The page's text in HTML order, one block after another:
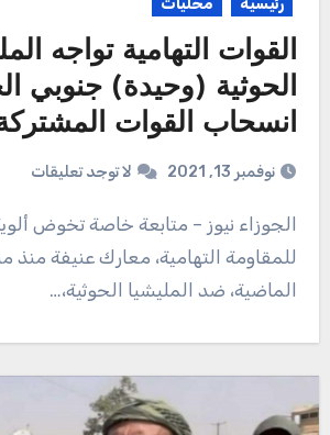
القوات التهامية تواجه
الحوثية (وحيدة) جنوبي
انسحاب القوات
نوفمبر 13, 2021 لا توجد تعليقات
الجوزاء نيوز – متابعة خاصة تخوض ألوية عسكرية تابعة
للمقاومة التهامية، معارك عنيفة منذ
الماضية، ضد المليشيا الحوثية،…